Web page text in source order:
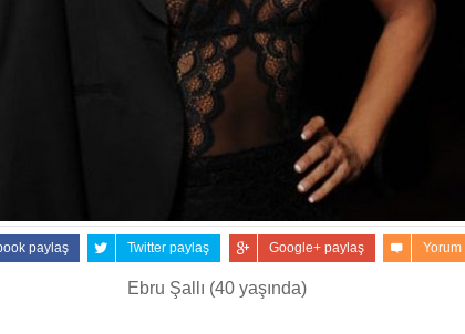
paylaş Twitter paylaş Google+ paylaş Yorum
Ebru Şallı (40 yaşında)